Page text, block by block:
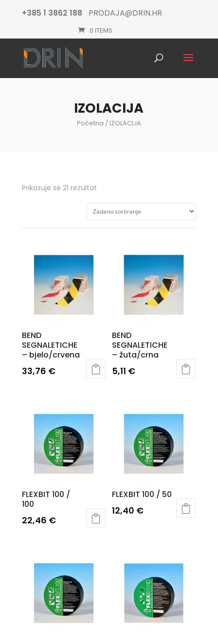
+385 1 3862 188 PRODAJA@DRIN.HR
0 ITEMS
IZOLACIJA
Početna / IZOLACIJA
Prikazuje se 21 rezultat
BEND
SEGNALETICHE
– bjelo/crvena
33,76 €
BEND
SEGNALETICHE
– žuta/crna
5,11 €
FLEXBIT 100 /
100
22,46 €
FLEXBIT 100 / 50
12,40 €